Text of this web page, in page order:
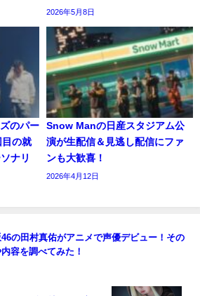
2026年5月8日
のパー
目の就
ナリ
Snow Manの日産スタジアム公
演が生配信＆見逃し配信にファ
ンも大歓喜！
2026年4月12日
46の田村真佑がアニメで声優デビュー！その
容を調べてみた！